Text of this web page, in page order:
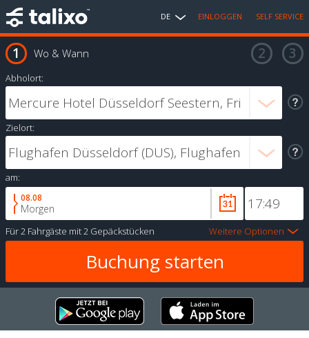
DE EINLOGGEN SELF SERVICE
Wo & Wann
Abholort:
Zielort:
am:
08.08
Morgen
Für2 Fahrgäste mit2 Gepäckstücken Weitere Optionen